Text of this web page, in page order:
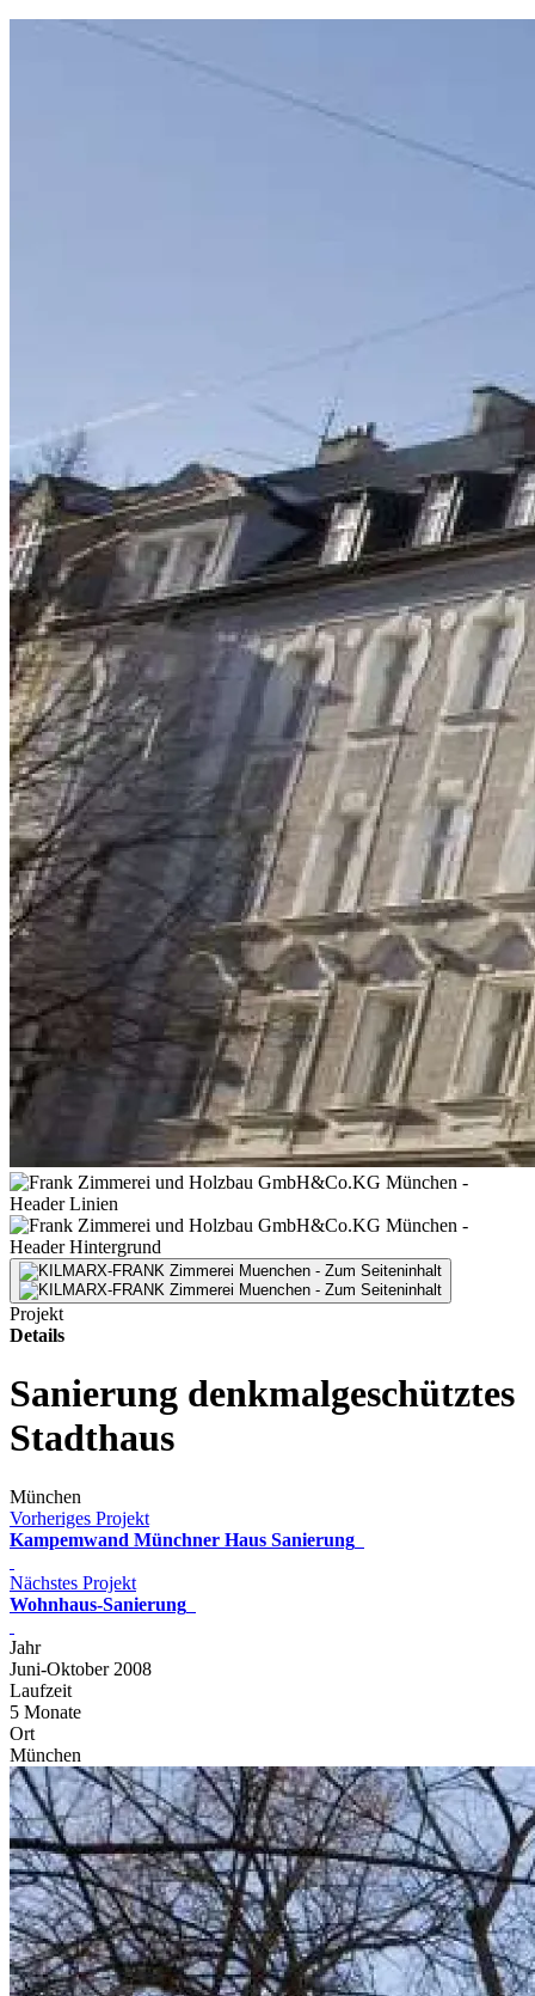
Projekt
Details
Sanierung denkmalgeschütztes
Stadthaus
München
Vorheriges Projekt
Kampemwand Münchner Haus Sanierung
Nächstes Projekt
Wohnhaus-Sanierung
Jahr
Juni-Oktober 2008
Laufzeit
5 Monate
Ort
München